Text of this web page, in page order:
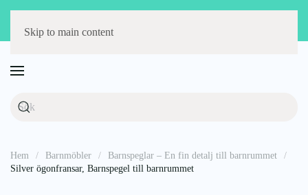
Skip to main content
Hem Barnmöbler
Barnspeglar – En fin detalj till barnrummet
Silver ögonfransar, Barnspegel till barnrummet